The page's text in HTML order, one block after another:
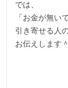
では、
「お金が無い
引き寄せる人
お伝えします